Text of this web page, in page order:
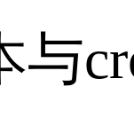
与